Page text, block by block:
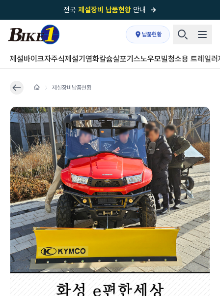
전국 제설장비 납품현황 안내 →
국내 1위 제설장비 제작 전문업체 (주)바이크원
제설 현장의 정답!다목적 차량의 표준!
전국제설장비 납품현황안내→
'국내 유일'의
전국이 선택한제설·다목적 장비 전문기업
납품현황
제설바이크자주식제설기 염화칼슘살포기 스노우모빌청소용 트레일러
제설장비납품현황